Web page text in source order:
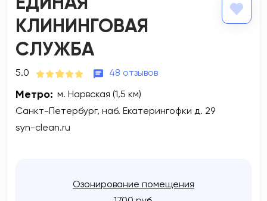
КЛИНИНГОВАЯ
СЛУЖБА
5.0 48 отзывов
Метро: м. Нарвская (1,5 км)
Санкт-Петербург, наб. Екатерингофки д. 29
syn-clean.ru
Озонирование помещения